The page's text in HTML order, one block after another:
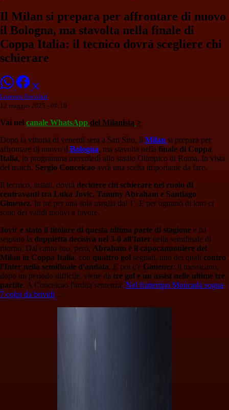
Il Milan si prepara per affrontare di nuovo
il Bologna, ma stavolta nella finale di
Coppa Italia: il tecnico dovrà scegliere chi
schierare
Lorenzo Focolari
12 maggio 2025 - 09:18
Vai nel canale WhatsApp del Milanista >
Dopo la vittoria di venerdì sera a San Siro, il Milan si prepara per
affrontare di nuovo il Bologna, ma stavolta nella finale di Coppa
Italia, in programma mercoledì allo stadio Olimpico di Roma. In vista
del match, Sergio Conceicao avrà una scelta importante da fare.
Il tecnico, infatti, dovrà decidere chi schierare nel ruolo di
centravanti tra Luka Jovic, Tammy Abraham e Santiago
Gimenez. In tre per una sola maglia dal 1'. E per ognuno di loro ci
sono dei validi motivi a favore.
Jovic è stato il titolare di questa ultima parte di stagione e ha
segnato la doppietta decisiva nel 3-0 all'Inter nella semifinale di
ritorno. Dal canto suo, però, Abraham è il capocannoniere del
Milan in Coppa Italia, con quattro gol segnati, uno dei quali contro
l'Inter nella semifinale d'andata. E poi c'è Gimenez: il messicano,
dopo un periodo difficile, viene da tre gol e un assist nelle ultime tre
partite. A Conceicao l'ardua sentenza. Nel frattempo Moncada sogna
7 colpi da brividi...